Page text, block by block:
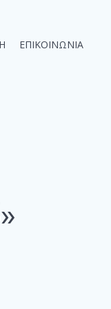
ΕΠΙΚΟΙΝΩΝΊΑ